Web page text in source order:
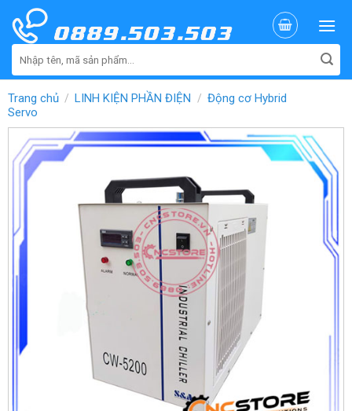
content
kiếm:
Trang chủ / LINH KIỆN PHẦN ĐIỆN / Động cơ Hybrid
Servo